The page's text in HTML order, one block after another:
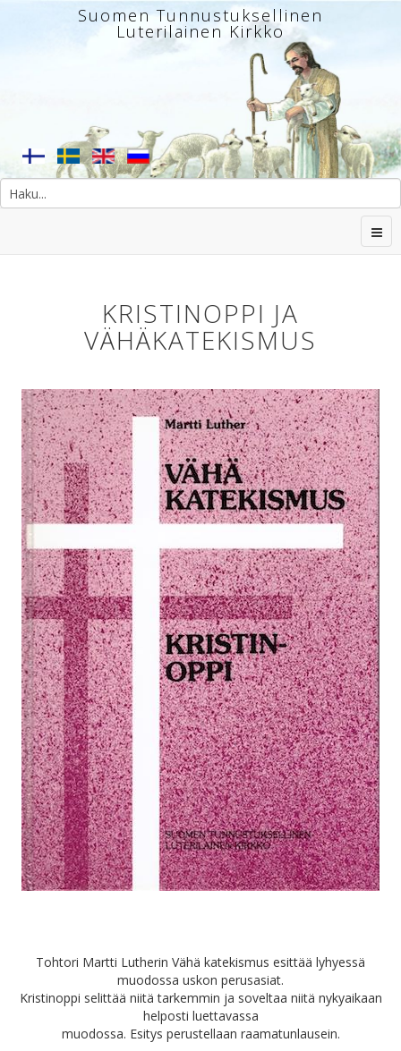
Suomen Tunnustuksellinen
Luterilainen Kirkko
KRISTINOPPI JA
VÄHÄKATEKISMUS
Tohtori Martti Lutherin Vähä katekismus esittää lyhyessä
muodossa uskon perusasiat.
Kristinoppi selittää niitä tarkemmin ja soveltaa niitä nykyaikaan
helposti luettavassa
muodossa. Esitys perustellaan raamatunlausein.